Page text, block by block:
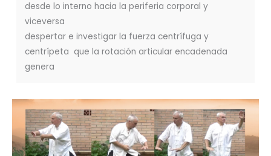
desde lo interno hacia la periferia corporal y
viceversa
despertar e investigar la fuerza centrífuga y
centrípeta que la rotación articular encadenada
genera